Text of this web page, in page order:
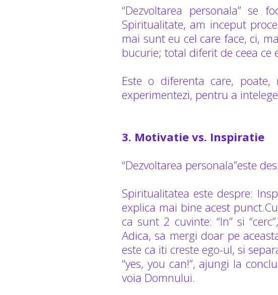
“Dezvoltarea personala” se
Spiritualitate, am inceput
mai sunt eu cel care face, ci,
bucurie; total diferit de ceea ce
Este o diferenta care,
experimentezi, pentru a
3. Motivatie vs. Inspiratie
“Dezvoltarea personala”este
Spiritualitatea este despre:
explica mai bine acest
ca sunt 2 cuvinte: “In” si
Adica, sa mergi doar pe
este ca iti creste ego-ul, si
“yes, you can!”, ajungi la
voia Domnului.